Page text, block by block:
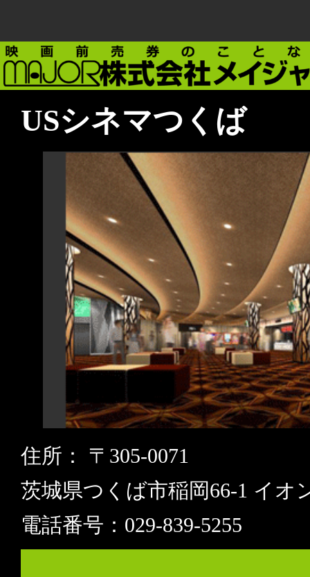
USシネマつくば
住所： 〒305-0071
茨城県つくば市稲岡66-1 イオ
電話番号：029-839-5255